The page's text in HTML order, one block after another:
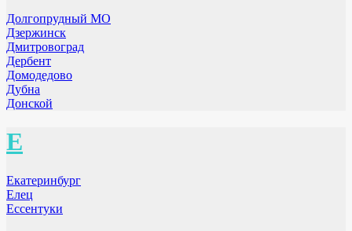
Долгопрудный МО
Дзержинск
Дмитровоград
Дербент
Домодедово
Дубна
Донской
Е
Екатеринбург
Елец
Ессентуки